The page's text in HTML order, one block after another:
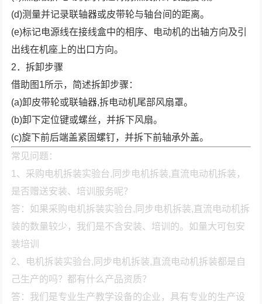
(d)测量并记录联轴器或皮带轮与轴台间的距离。
(e)标记电源线在接线盒中的相序、电动机的出轴方向及引
出线在机座上的出口方向。
2．拆卸步骤
借助图1所示，简述拆卸步骤：
(a)卸皮带轮或联轴器,拆电动机尾部风扇罩。
(b)卸下定位键或螺丝，并拆下风扇。
(c)旋下前后端盖紧固螺钉，并拆下前轴承外盖。
常见问题：
1、采购电机拆装实验台,同步电机拆装,直流电动机拆装，
是否赠送安装、培训服务呢？
答：如果采购电机拆装实验台,同步电机拆装,直流电动机拆
装的数量较少，我们是不含安装、培训的。如量大可包安
装培训
2、电机拆装实验台,同步电机拆装,直流电动机拆装都是自
己生产的吗？都有什么产品资质？
答：我们是专业生产教学设备的企业，具有专业的生产设